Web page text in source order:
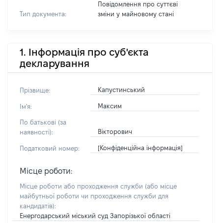
Тип документа:
Повідомлення про суттєві
зміни y майновому стані
1. Інформація про суб'єкта
декларування
Прізвище: Капустинський
Ім'я: Максим
По батькові (за
наявності):
Вікторович
Податковий номер: [Конфіденційна інформація]
Місце роботи:
Місце роботи або проходження служби (або місце
майбутньої роботи чи проходження служби для
кандидатів):
Енергодарський міський суд Запорізької області